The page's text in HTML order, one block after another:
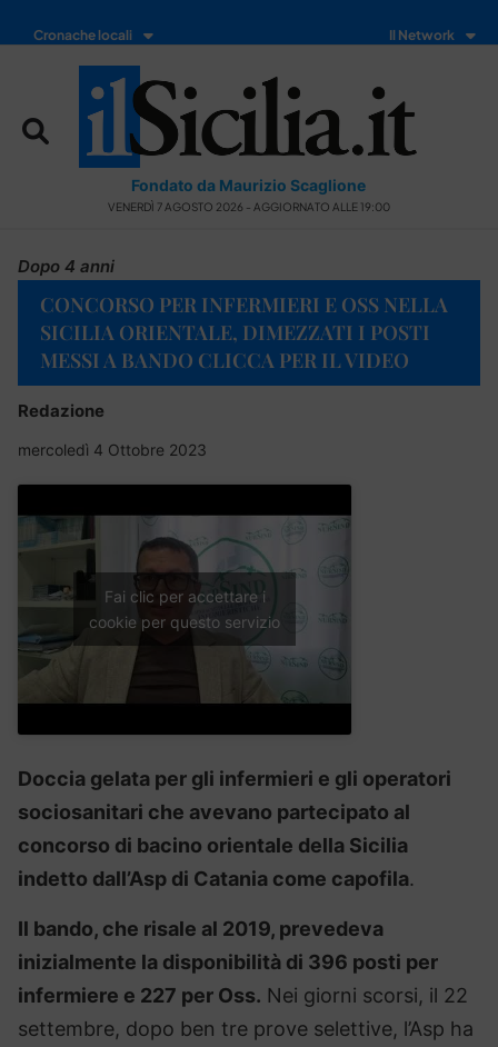
Cronache locali Il Network
Fondato da Maurizio Scaglione
VENERDÌ 7 AGOSTO 2026 - AGGIORNATO ALLE 19:00
Dopo 4 anni
CONCORSO PER INFERMIERI E OSS NELLA
SICILIA ORIENTALE, DIMEZZATI I POSTI
MESSI A BANDO CLICCA PER IL VIDEO
Redazione
mercoledì 4 Ottobre 2023
Fai clic per accettare i
cookie per questo servizio
Doccia gelata per gli infermieri e gli operatori
sociosanitari che avevano partecipato al
concorso di bacino orientale della Sicilia
indetto dall’Asp di Catania come capofila.
Il bando, che risale al 2019, prevedeva
inizialmente la disponibilità di 396 posti per
infermiere e 227 per Oss. Nei giorni scorsi, il 22
settembre, dopo ben tre prove selettive, l’Asp ha